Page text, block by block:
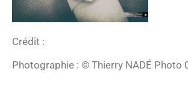
Crédit :
Photographie : © Thierry NADÉ Photo